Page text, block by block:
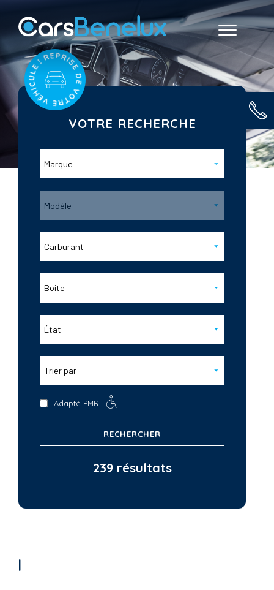
VOTRE RECHERCHE
Marque
Modèle
Carburant
Boite
État
Trier par
Adapté PMR
RECHERCHER
239 résultats
|